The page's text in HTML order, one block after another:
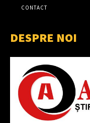
CONTACT
DESPRE NOI